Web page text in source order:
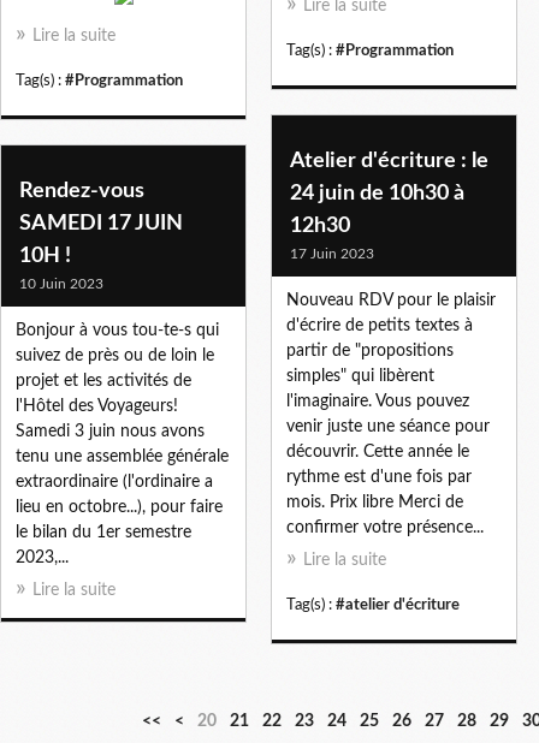
Lire la suite
Tag(s) : #Programmation
Lire la suite
Tag(s) : #Programmation
Atelier d'écriture : le
24 juin de 10h30 à
12h30
17 Juin 2023
Nouveau RDV pour le plaisir
d'écrire de petits textes à
partir de "propositions
simples" qui libèrent
l'imaginaire. Vous pouvez
venir juste une séance pour
découvrir. Cette année le
rythme est d'une fois par
mois. Prix libre Merci de
confirmer votre présence...
Lire la suite
Tag(s) : #atelier d'écriture
Rendez-vous
SAMEDI 17 JUIN
10H !
10 Juin 2023
Bonjour à vous tou-te-s qui
suivez de près ou de loin le
projet et les activités de
l'Hôtel des Voyageurs!
Samedi 3 juin nous avons
tenu une assemblée générale
extraordinaire (l'ordinaire a
lieu en octobre...), pour faire
le bilan du 1er semestre
2023,...
Lire la suite
<< <
1
20 21 22 23 24 25 26 27 28 29